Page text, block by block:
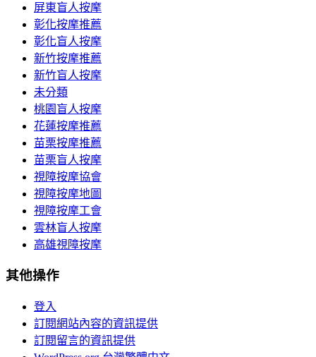
屏東盲人按摩
彰化按摩推薦
彰化盲人按摩
新竹按摩推薦
新竹盲人按摩
未分類
桃園盲人按摩
花蓮按摩推薦
苗栗按摩推薦
苗栗盲人按摩
視障按摩協會
視障按摩地圖
視障按摩工會
雲林盲人按摩
高雄視障按摩
其他操作
登入
訂閱網站內容的資訊提供
訂閱留言的資訊提供